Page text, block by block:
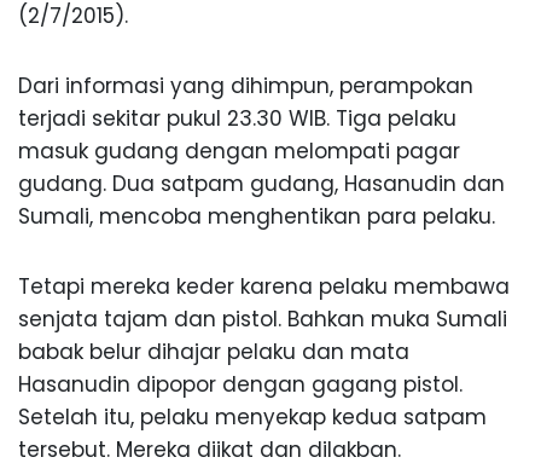
(2/7/2015).
Dari informasi yang dihimpun, perampokan
terjadi sekitar pukul 23.30 WIB. Tiga pelaku
masuk gudang dengan melompati pagar
gudang. Dua satpam gudang, Hasanudin dan
Sumali, mencoba menghentikan para pelaku.
Tetapi mereka keder karena pelaku membawa
senjata tajam dan pistol. Bahkan muka Sumali
babak belur dihajar pelaku dan mata
Hasanudin dipopor dengan gagang pistol.
Setelah itu, pelaku menyekap kedua satpam
tersebut. Mereka diikat dan dilakban.